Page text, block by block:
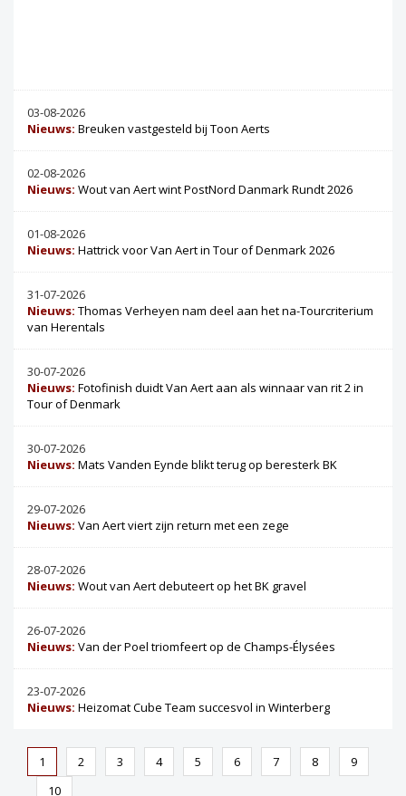
03-08-2026
Nieuws: Breuken vastgesteld bij Toon Aerts
02-08-2026
Nieuws: Wout van Aert wint PostNord Danmark Rundt 2026
01-08-2026
Nieuws: Hattrick voor Van Aert in Tour of Denmark 2026
31-07-2026
Nieuws: Thomas Verheyen nam deel aan het na-Tourcriterium
van Herentals
30-07-2026
Nieuws: Fotofinish duidt Van Aert aan als winnaar van rit 2 in
Tour of Denmark
30-07-2026
Nieuws: Mats Vanden Eynde blikt terug op beresterk BK
29-07-2026
Nieuws: Van Aert viert zijn return met een zege
28-07-2026
Nieuws: Wout van Aert debuteert op het BK gravel
26-07-2026
Nieuws: Van der Poel triomfeert op de Champs-Élysées
23-07-2026
Nieuws: Heizomat Cube Team succesvol in Winterberg
1 2 3 4 5 6 7 8
9
10